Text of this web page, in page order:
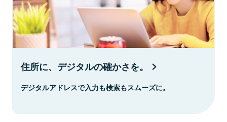
住所に、デジタルの確かさを。
デジタルアドレスで入力も検索もスムーズに。